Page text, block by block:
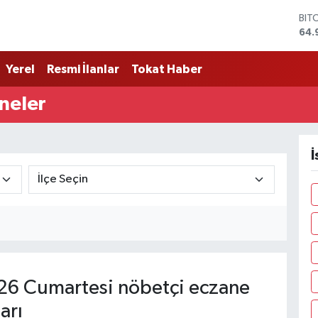
Yerel Resmi İlanlar Tokat Haber
Cumartesi nöbetçi eczane